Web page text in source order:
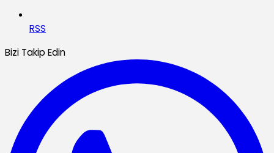
RSS
Bizi Takip Edin